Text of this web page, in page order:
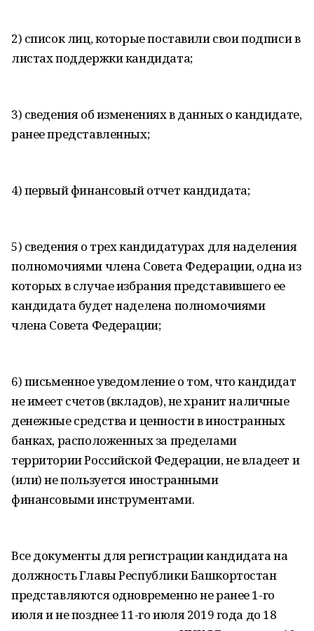
2) список лиц, которые поставили свои подписи в
листах поддержки кандидата;
3) сведения об изменениях в данных о кандидате,
ранее представленных;
4) первый финансовый отчет кандидата;
5) сведения о трех кандидатурах для наделения
полномочиями члена Совета Федерации, одна из
которых в случае избрания представившего ее
кандидата будет наделена полномочиями
члена Совета Федерации;
6) письменное уведомление о том, что кандидат
не имеет счетов (вкладов), не хранит наличные
денежные средства и ценности в иностранных
банках, расположенных за пределами
территории Российской Федерации, не владеет и
(или) не пользуется иностранными
финансовыми инструментами.
Все документы для регистрации кандидата на
должность Главы Республики Башкортостан
представляются одновременно не ранее 1-го
июля и не позднее 11-го июля 2019 года до 18